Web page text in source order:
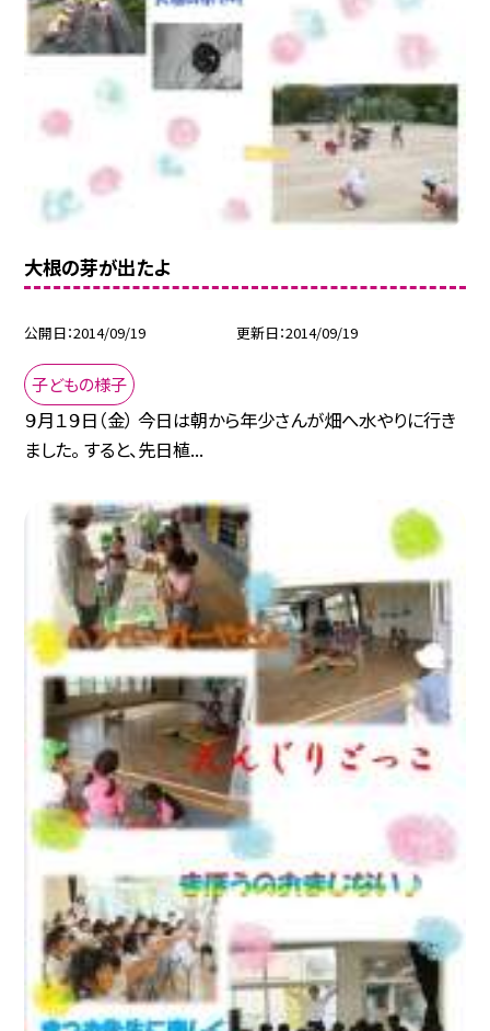
大根の芽が出たよ
公開日 2014/09/19 更新日 2014/09/19
子どもの様子
９月１９日（金） 今日は朝から年少さんが畑へ水やりに行き
ました。 すると、先日植...